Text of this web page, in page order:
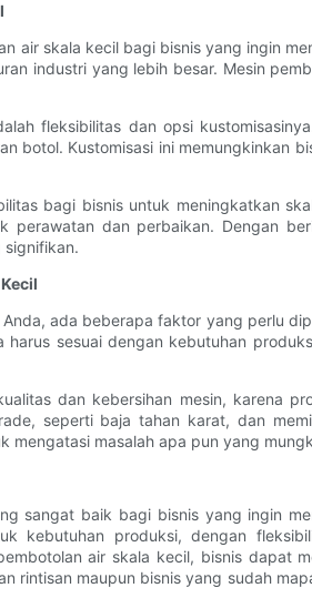
air skala kecil bagi bisnis yang ingin
industri yang lebih besar. Mesin
fleksibilitas dan opsi
botol. Kustomisasi ini
bagi bisnis untuk meningkatkan
perawatan dan perbaikan. Dengan
ada beberapa faktor yang perlu
sesuai dengan kebutuhan
dan kebersihan mesin, karena
seperti baja tahan karat, dan
masalah apa pun yang
sangat baik bagi bisnis yang ingin
kebutuhan produksi, dengan
air skala kecil, bisnis
rintisan maupun bisnis yang sudah